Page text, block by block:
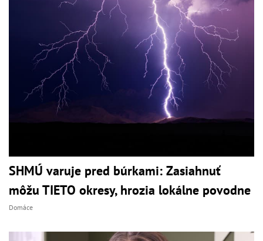
SHMÚ varuje pred búrkami: Zasiahnuť
môžu TIETO okresy, hrozia lokálne povodne
Domáce